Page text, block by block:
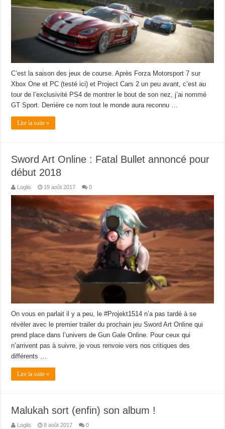
C’est la saison des jeux de course. Après Forza Motorsport 7 sur
Xbox One et PC (testé ici) et Project Cars 2 un peu avant, c’est au
tour de l’exclusivité PS4 de montrer le bout de son nez, j’ai nommé
GT Sport. Derrière ce nom tout le monde aura reconnu …
Lire la suite »
Sword Art Online : Fatal Bullet annoncé pour
début 2018
Loglis 19 août 2017 0
On vous en parlait il y a peu, le #Projekt1514 n’a pas tardé à se
révéler avec le premier trailer du prochain jeu Sword Art Online qui
prend place dans l’univers de Gun Gale Online. Pour ceux qui
n’arrivent pas à suivre, je vous renvoie vers nos critiques des
différents …
Lire la suite »
Malukah sort (enfin) son album !
Loglis 8 août 2017 0